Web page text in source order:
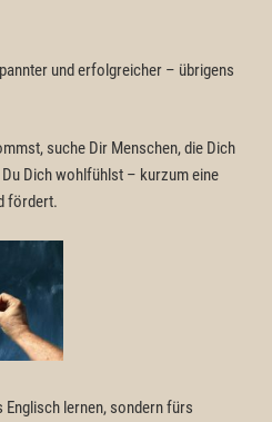
und erfolgreicher – übrigens
suche Dir Menschen, die Dich
Dich wohlfühlst – kurzum eine
fördert.
lernen, sondern fürs